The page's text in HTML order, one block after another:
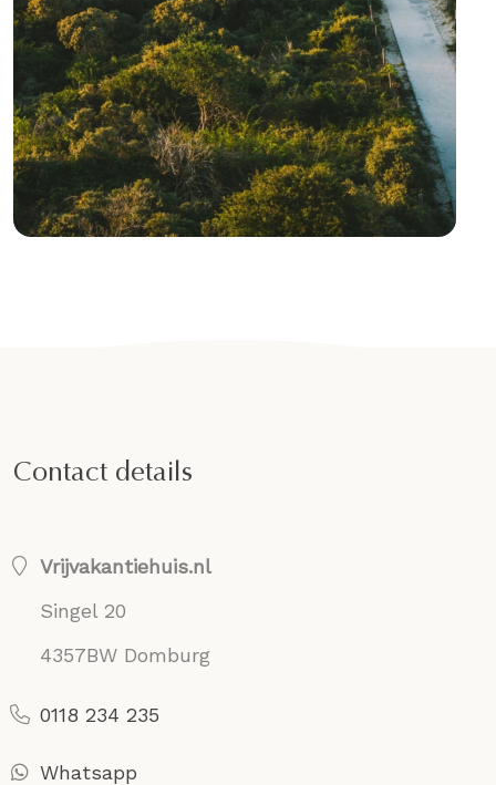
Contact details
Vrijvakantiehuis.nl
Singel 20
4357BW Domburg
0118 234 235
Whatsapp